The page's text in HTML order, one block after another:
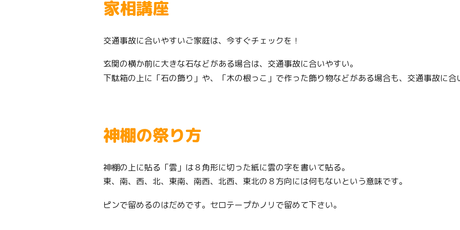
家相講座
交通事故に合いやすいご家庭は、今すぐチェックを！
玄関の横か前に大きな石などがある場合は、交通事故に合いやすい。
下駄箱の上に「石の飾り」や、「木の根っこ」で作った飾り物などがある場合も、交通事故に合
神棚の祭り方
神棚の上に貼る「雲」は８角形に切った紙に雲の字を書いて貼る。
東、南、西、北、東南、南西、北西、東北の８方向には何もないという意味です。
ピンで留めるのはだめです。セロテープかノリで留めて下さい。